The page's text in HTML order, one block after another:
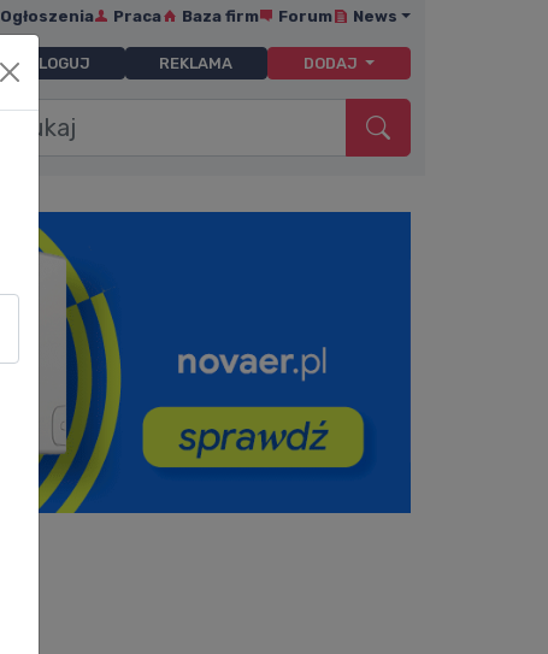
Ogłoszenia Praca Baza firm Forum News
ZALOGUJ REKLAMA DODAJ